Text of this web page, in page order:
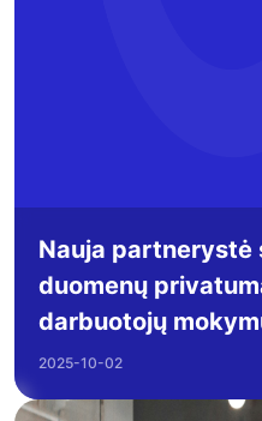
Nauja partnerystė
duomenų
darbuotojų
2025-10-02